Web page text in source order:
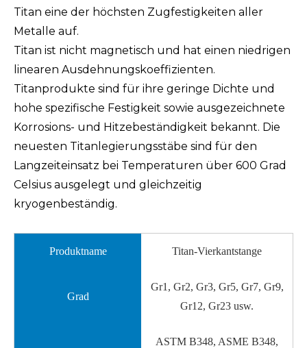
Titan eine der höchsten Zugfestigkeiten aller
Metalle auf.
Titan ist nicht magnetisch und hat einen niedrigen
linearen Ausdehnungskoeffizienten.
Titanprodukte sind für ihre geringe Dichte und
hohe spezifische Festigkeit sowie ausgezeichnete
Korrosions- und Hitzebeständigkeit bekannt. Die
neuesten Titanlegierungsstäbe sind für den
Langzeiteinsatz bei Temperaturen über 600 Grad
Celsius ausgelegt und gleichzeitig
kryogenbeständig.
Produktname Titan-Vierkantstange
Grad
Gr1, Gr2, Gr3, Gr5, Gr7, Gr9,
Gr12, Gr23 usw.
ASTM B348, ASME B348,